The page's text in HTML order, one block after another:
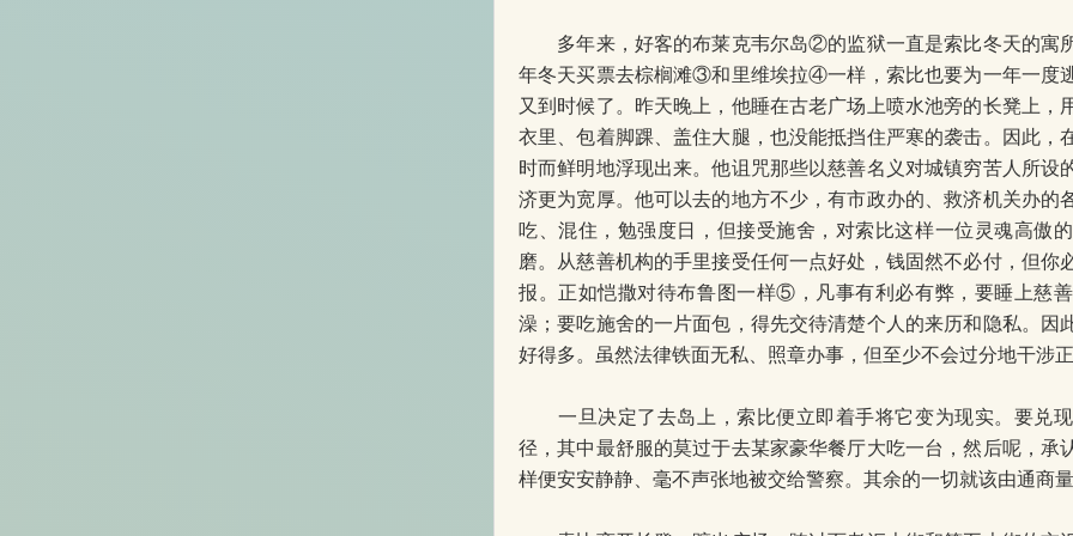
多年来，好客的布莱克韦尔岛②的监狱一直是索比冬天的寓
年冬天买票去棕榈滩③和里维埃拉④一样，索比也要为一年一度
又到时候了。昨天晚上，他睡在古老广场上喷水池旁的长凳上，
衣里、包着脚踝、盖住大腿，也没能抵挡住严寒的袭击。因此，
时而鲜明地浮现出来。他诅咒那些以慈善名义对城镇穷苦人所设
济更为宽厚。他可以去的地方不少，有市政办的、救济机关办的
吃、混住，勉强度日，但接受施舍，对索比这样一位灵魂高傲
磨。从慈善机构的手里接受任何一点好处，钱固然不必付，但你
报。正如恺撒对待布鲁图一样⑤，凡事有利必有弊，要睡上慈
澡；要吃施舍的一片面包，得先交待清楚个人的来历和隐私。因
好得多。虽然法律铁面无私、照章办事，但至少不会过分地干涉
一旦决定了去岛上，索比便立即着手将它变为现实。要兑现
径，其中最舒服的莫过于去某家豪华餐厅大吃一台，然后呢，承
样便安安静静、毫不声张地被交给警察。其余的一切就该由通商